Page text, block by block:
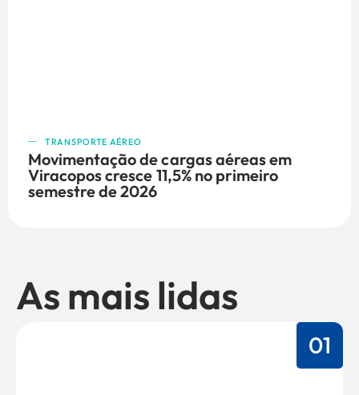
TRANSPORTE AÉREO
Movimentação de cargas aéreas em
Viracopos cresce 11,5% no primeiro
semestre de 2026
As mais lidas
01